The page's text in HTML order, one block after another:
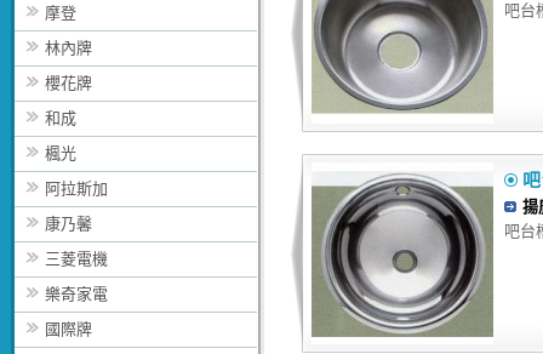
摩登
林內牌
櫻花牌
和成
楓光
阿拉斯加
康乃馨
三菱電機
樂奇家電
國際牌
吧台
揚
吧台